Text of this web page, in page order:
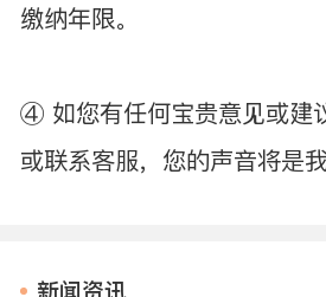
缴纳年限。
④ 如您有任何宝贵意见或建
或联系客服，您的声音将是